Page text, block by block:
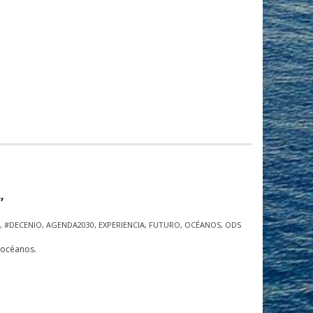
, #DECENIO, AGENDA2030, EXPERIENCIA, FUTURO, OCÉANOS, ODS